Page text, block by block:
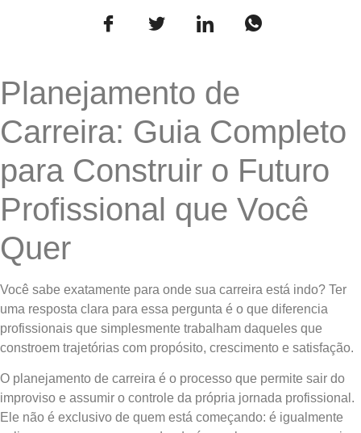
Planejamento de
Carreira: Guia Completo
para Construir o Futuro
Profissional que Você
Quer
Você sabe exatamente para onde sua carreira está indo? Ter
uma resposta clara para essa pergunta é o que diferencia
profissionais que simplesmente trabalham daqueles que
constroem trajetórias com propósito, crescimento e satisfação.
O planejamento de carreira é o processo que permite sair do
improviso e assumir o controle da própria jornada profissional.
Ele não é exclusivo de quem está começando: é igualmente